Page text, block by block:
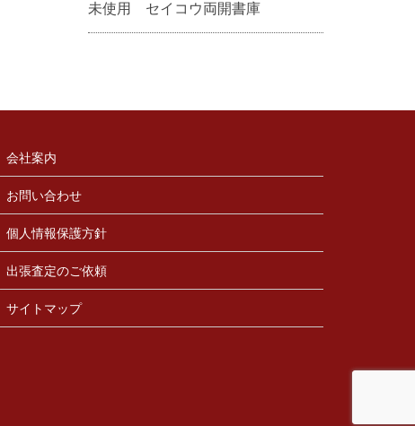
未使用 セイコウ両開書庫
会社案内
お問い合わせ
個人情報保護方針
出張査定のご依頼
サイトマップ